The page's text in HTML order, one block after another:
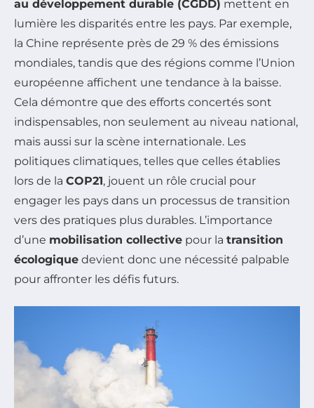
au développement durable (CGDD) mettent en
lumière les disparités entre les pays. Par exemple,
la Chine représente près de 29 % des émissions
mondiales, tandis que des régions comme l’Union
européenne affichent une tendance à la baisse.
Cela démontre que des efforts concertés sont
indispensables, non seulement au niveau national,
mais aussi sur la scène internationale. Les
politiques climatiques, telles que celles établies
lors de la COP21, jouent un rôle crucial pour
engager les pays dans un processus de transition
vers des pratiques plus durables. L’importance
d’une mobilisation collective pour la transition
écologique devient donc une nécessité palpable
pour affronter les défis futurs.